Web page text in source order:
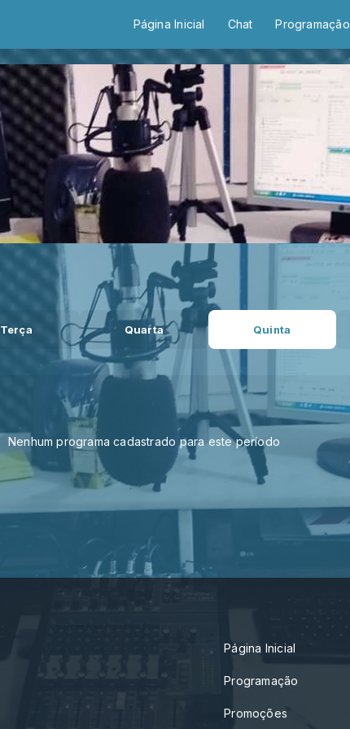
Página Inicial Chat Programação
Terça Quarta Quinta
Nenhum programa cadastrado para este período
Página Inicial
Programação
Promoções